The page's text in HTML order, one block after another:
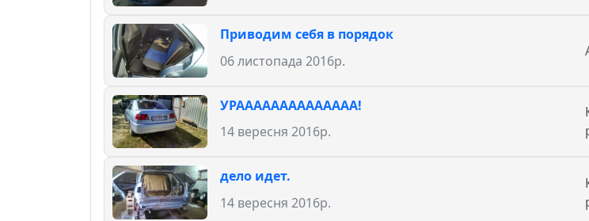
Приводим себя в порядок
06 листопада 2016р.
УРАААААААААААААА!
14 вересня 2016р.
дело идет.
14 вересня 2016р.